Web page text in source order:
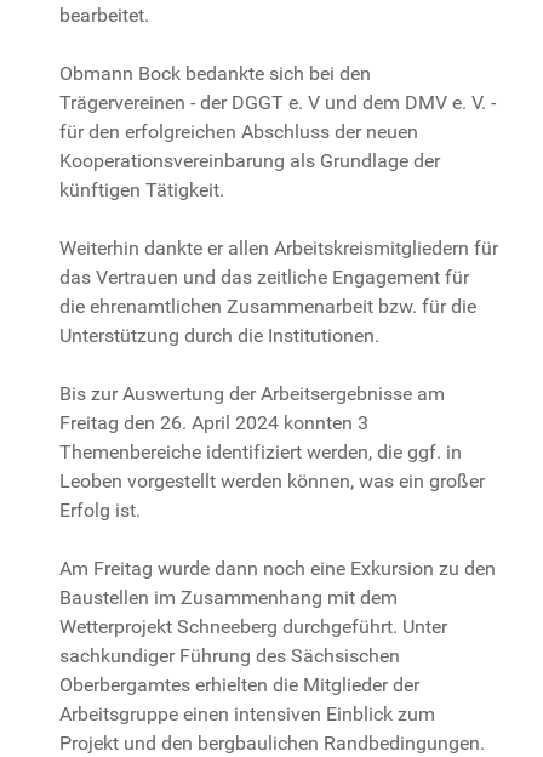
bearbeitet.
Obmann Bock bedankte sich bei den
Trägervereinen - der DGGT e. V und dem DMV e. V. -
für den erfolgreichen Abschluss der neuen
Kooperationsvereinbarung als Grundlage der
künftigen Tätigkeit.
Weiterhin dankte er allen Arbeitskreismitgliedern für
das Vertrauen und das zeitliche Engagement für
die ehrenamtlichen Zusammenarbeit bzw. für die
Unterstützung durch die Institutionen.
Bis zur Auswertung der Arbeitsergebnisse am
Freitag den 26. April 2024 konnten 3
Themenbereiche identifiziert werden, die ggf. in
Leoben vorgestellt werden können, was ein großer
Erfolg ist.
Am Freitag wurde dann noch eine Exkursion zu den
Baustellen im Zusammenhang mit dem
Wetterprojekt Schneeberg durchgeführt. Unter
sachkundiger Führung des Sächsischen
Oberbergamtes erhielten die Mitglieder der
Arbeitsgruppe einen intensiven Einblick zum
Projekt und den bergbaulichen Randbedingungen.